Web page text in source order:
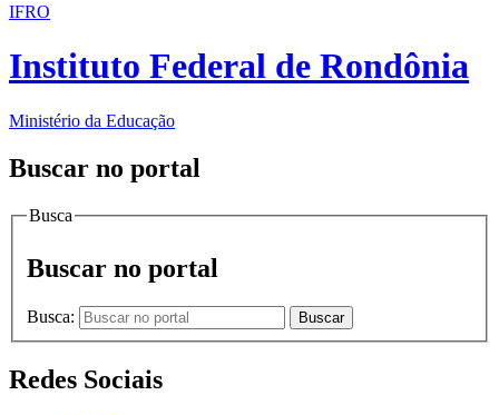
IFRO
Instituto Federal de Rondônia
Ministério da Educação
Buscar no portal
Busca
Buscar no portal
Busca: Buscar
Redes Sociais